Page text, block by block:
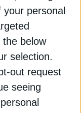
personal
below
selection.
out request
seeing
να επενδύσει
και
προορίζεται
και άλλο 40%
Η